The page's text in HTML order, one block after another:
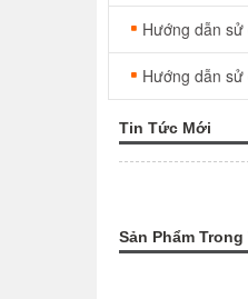
Hướng dẫn
Hướng dẫn
Tin Tức Mới
Sản Phẩm Trong